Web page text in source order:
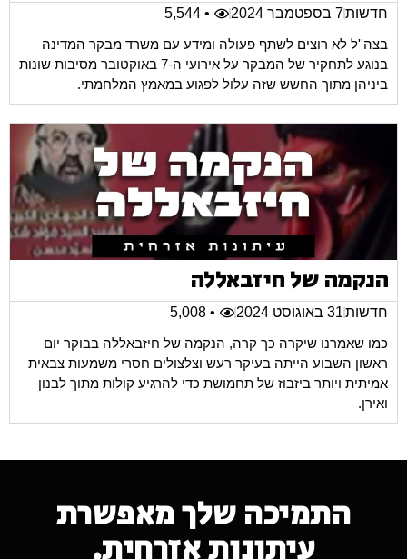
חדשות7 בספטמבר 2024
• 5,544
בצה''ל לא רוצים לשתף פעולה ומידע עם משרד מבקר המדינה
בנוגע לתחקיר של המבקר על אירועי ה-7 באוקטובר מסיבות שונות
ביניהן מתוך החשש שזה עלול לפגוע במאמץ המלחמתי.
הנקמה של חיזבאללה
חדשות31 באוגוסט 2024
• 5,008
כמו שאמרנו שיקרה כך קרה, הנקמה של חיזבאללה בבוקר יום
ראשון השבוע הייתה בעיקר רעש וצלצולים חסרי משמעות צבאית
אמיתית ויותר ביזבוז של תחמושת כדי להרגיע קולות מתוך לבנון
ואירן.
התמיכה שלך מאפשרת
עיתונות אזרחית.